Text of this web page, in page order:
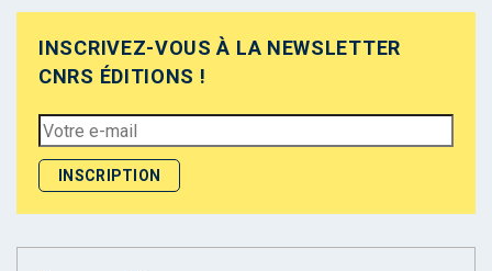
INSCRIVEZ-VOUS À LA NEWSLETTER
CNRS ÉDITIONS !